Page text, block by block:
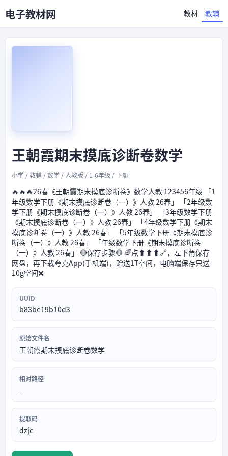
电子教材网 教材 教辅
王朝霞期末摸底诊断卷数学
小学 / 教辅 / 数学 / 人教版 / 1-6年级 / 下册
🔥🔥🔥26春《王朝霞期末摸底诊断卷》数学人教 123456年级 「1
年级数学下册《期末摸底诊断卷（一）》人教 26春」 「2年级数
学下册《期末摸底诊断卷（一）》人教 26春」 「3年级数学下册
《期末摸底诊断卷（一）》人教 26春」 「4年级数学下册《期末
摸底诊断卷（一）》人教 26春」 「5年级数学下册《期末摸底诊
断卷（一）》人教 26春」 「年级数学下册《期末摸底诊断卷
（一）》人教 26春」 🔴保存步骤🔴 🌈点⬆⬆⬆🔗，左下角保存
网盘，再下栽夸克App(手机端)，赠送1T空间，电脑端保存只送
10g空间❌
UUID
b83be19b10d3
原始文件名
王朝霞期末摸底诊断卷数学
相对路径
-
提取码
dzjc